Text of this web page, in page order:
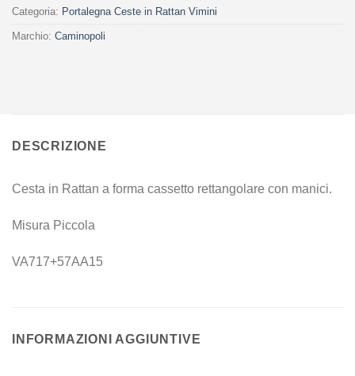
Categoria: Portalegna Ceste in Rattan Vimini
Marchio: Caminopoli
DESCRIZIONE
Cesta in Rattan a forma cassetto rettangolare con manici.
Misura Piccola
VA717+57AA15
INFORMAZIONI AGGIUNTIVE